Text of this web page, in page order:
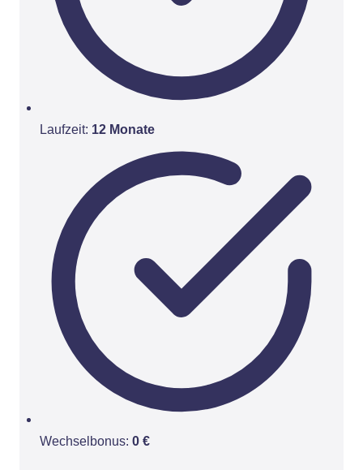
Laufzeit: 12 Monate
Wechselbonus: 0 €